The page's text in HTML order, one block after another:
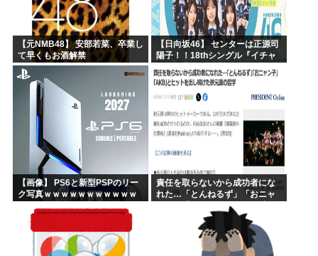
【元NMB48】 安部若菜、卒業し
て早くもお酒解禁
【日向坂46】 センターは正源司
陽子！！18thシングル『イチャ
が発表される！
【画像】 PS6と新型PSPのリー
ク写真ｗｗｗｗｗｗｗｗｗｗｗ
責任を取らないから成功者にな
れた…「とんねるず」「おニャ
ン子」「AKB」とヒットを出し
続けた秋元康の哲学！！！